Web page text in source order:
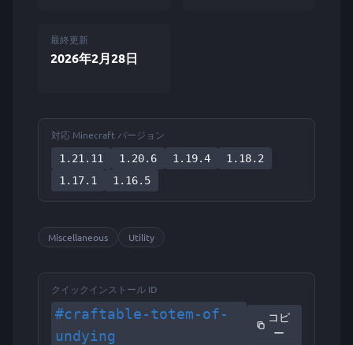
最終更新
2026年2月28日
対応 Minecraft バージョン
1.21.11
1.20.6 1.19.4
1.18.2
1.17.1
1.16.5
Miscellaneous Utility
クイックインストール ID
#craftable-totem-of-
undying
コピ
ー